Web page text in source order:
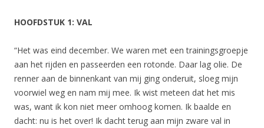
HOOFDSTUK 1: VAL
“Het was eind december. We waren met een trainingsgroepje
aan het rijden en passeerden een rotonde. Daar lag olie. De
renner aan de binnenkant van mij ging onderuit, sloeg mijn
voorwiel weg en nam mij mee. Ik wist meteen dat het mis
was, want ik kon niet meer omhoog komen. Ik baalde en
dacht: nu is het over! Ik dacht terug aan mijn zware val in